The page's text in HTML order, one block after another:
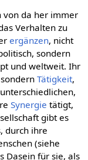
von da her immer
Verhalten zu
ergänzen, nicht
sondern
und weltweit. Ihr
Tätigkeit,
Synergie tätigt,
gibt es
durch ihre
(siehe
Dasein für sie, als